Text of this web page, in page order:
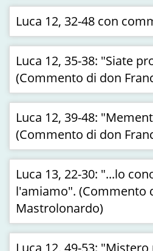
Luca 12, 32-48 con
Luca 12, 35-38: "Siate
(Commento di don
Luca 12, 39-48:
(Commento di don
Luca 13, 22-30: "...lo
l'amiamo". (Commento
Mastrolonardo)
Luca 12, 49-53: